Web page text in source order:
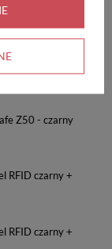
- czarny -
RFID + pasek
Z50 - czarny
RFID czarny +
RFID czarny +